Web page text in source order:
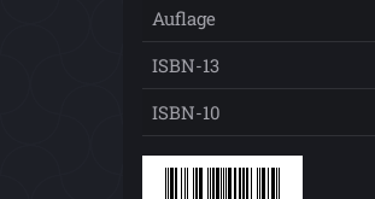
Auflage
ISBN-13
ISBN-10